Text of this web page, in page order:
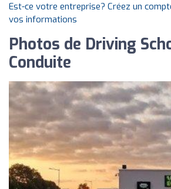
Est-ce votre entreprise? Créez un
vos informations
Photos de Driving
Conduite